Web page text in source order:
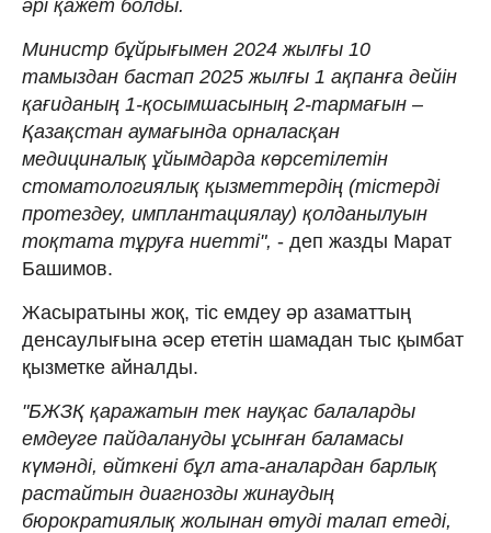
әрі қажет болды.
Министр бұйрығымен 2024 жылғы 10
тамыздан бастап 2025 жылғы 1 ақпанға дейін
қағиданың 1-қосымшасының 2-тармағын –
Қазақстан аумағында орналасқан
медициналық ұйымдарда көрсетілетін
стоматологиялық қызметтердің (тістерді
протездеу, имплантациялау) қолданылуын
тоқтата тұруға ниетті", - деп жазды Марат
Башимов.
Жасыратыны жоқ, тіс емдеу әр азаматтың
денсаулығына әсер ететін шамадан тыс қымбат
қызметке айналды.
"БЖЗҚ қаражатын тек науқас балаларды
емдеуге пайдалануды ұсынған баламасы
күмәнді, өйткені бұл ата-аналардан барлық
растайтын диагнозды жинаудың
бюрократиялық жолынан өтуді талап етеді,